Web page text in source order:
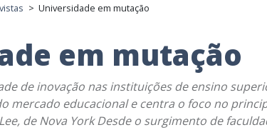
> Universidade em mutação
em mutação
de inovação nas instituições de ensino
mercado educacional e centra o foco no
de Nova York Desde o surgimento de